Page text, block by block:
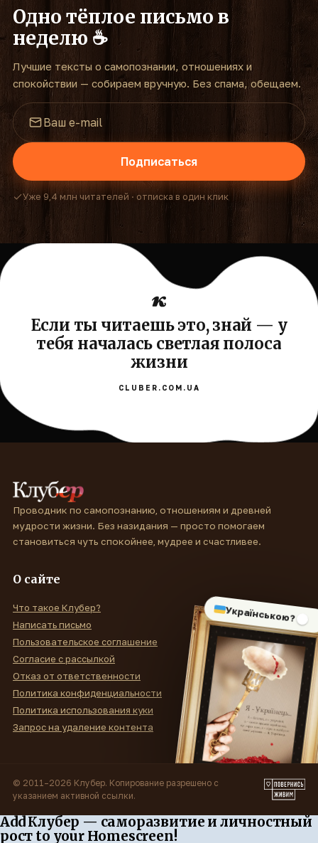
Одно тёплое письмо в
неделю ☕
Лучшие тексты о самопознании, отношениях и
спокойствии — собираем вручную. Без спама, обещаем.
Подписаться
Уже 9,4 млн читателей · отписка в один клик
Если ты читаешь это, знай — у
тебя началась светлая полоса
жизни
CLUBER.COM.UA
Українською?
Проводник по самопознанию, отношениям и древней
мудрости жизни. Без назидания — просто помогаем
становиться чуть спокойнее, мудрее и счастливее.
О сайте
Что такое Клубер?
Написать письмо
Пользовательское соглашение
Согласие с рассылкой
Отказ от ответственности
Политика конфиденциальности
Политика использования куки
Запрос на удаление контента
© 2011–2026 Клубер. Копирование разрешено с
указанием активной ссылки.
Add Клубер — саморазвитие и личностный
рост to your Homescreen!